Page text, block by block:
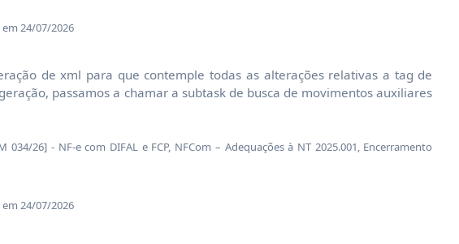
24/07/2026
de xml para que contemple todas as alterações relativas a tag de
passamos a chamar a subtask de busca de movimentos auxiliares
034/26] - NF-e com DIFAL e FCP, NFCom – Adequações à NT 2025.001, Encerramento
24/07/2026